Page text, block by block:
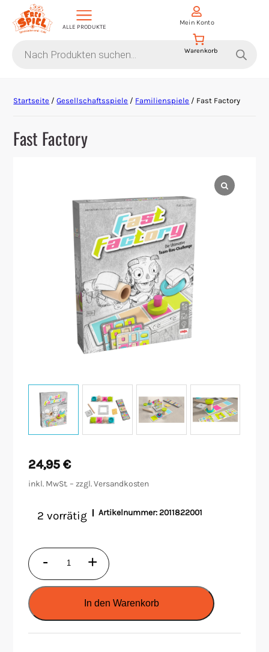
ALLE PRODUKTE
search
Mein Konto
Krimi-Dinner
Living Card Games
Malen/Modellbau
Sammelkartenspiele
Spielzubehör
Tabletop
Startseite /Gesellschaftsspiele / Familienspiele / Fast Factory
Fast Factory
24,95€
inkl. MwSt. – zzgl.Versandkosten
2 vorrätig Artikelnummer:2011822001
-
Fast
Factory
+
In den Warenkorb